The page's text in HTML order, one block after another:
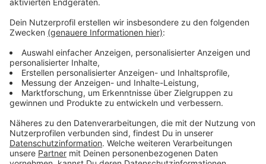
Der Kläger – die Deutsche Umwelthilfe – ist froh über
das Urteil. Sie glaubt weiter, dass in NRW
Dieselfahrverbote kommen werden. Die
Bezirksregierung Köln muss jetzt prüfen, wie sie die
Schadstoffbelastung an den Stellen schnell –
eventuell auch ohne Fahrverbote - senken kann.
Anzeige